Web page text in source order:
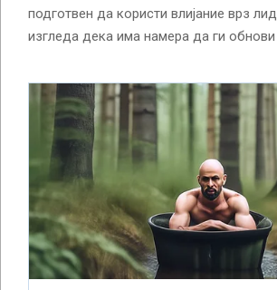
подготвен да користи влијание врз
изгледа дека има намера да ги обнови